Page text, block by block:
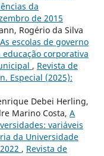
da
de 2015
Rogério da Silva
As escolas de governo
corporativa
, Revista de
Especial (2025):
Debei Herling,
Marino Costa, A
variáveis
da Universidade
, Revista de